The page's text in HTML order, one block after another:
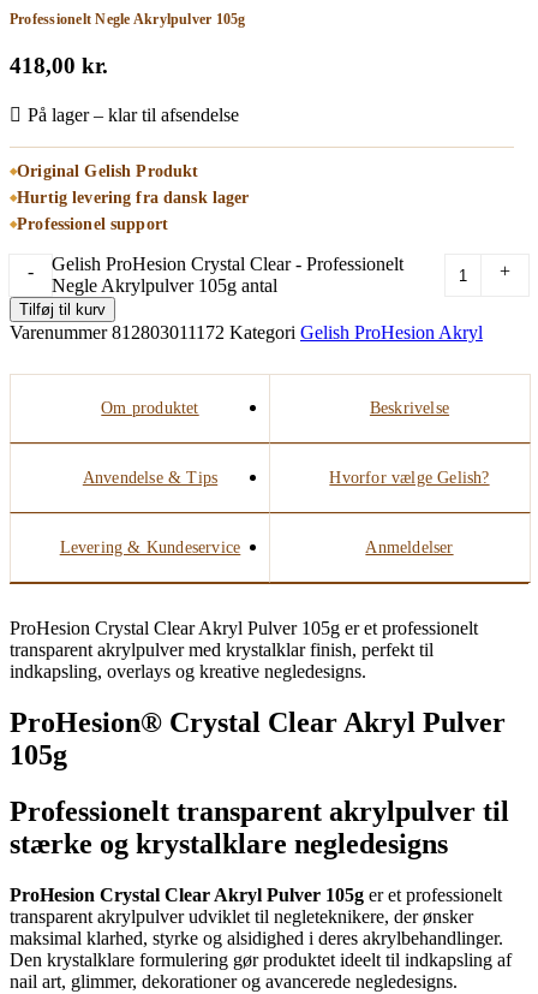
Professionelt Negle Akrylpulver 105g
418,00 kr.
På lager – klar til afsendelse
Original Gelish Produkt
Hurtig levering fra dansk lager
Professionel support
-
Gelish ProHesion Crystal Clear - Professionelt
Negle Akrylpulver 105g antal
+
Tilføj til kurv
Varenummer812803011172 Kategori Gelish ProHesion Akryl
Om produktet Beskrivelse
Anvendelse & Tips Hvorfor vælge Gelish?
Levering & Kundeservice Anmeldelser
ProHesion Crystal Clear Akryl Pulver 105g er et professionelt
transparent akrylpulver med krystalklar finish, perfekt til
indkapsling, overlays og kreative negledesigns.
ProHesion® Crystal Clear Akryl Pulver
105g
Professionelt transparent akrylpulver til
stærke og krystalklare negledesigns
ProHesion Crystal Clear Akryl Pulver 105g er et professionelt
transparent akrylpulver udviklet til negleteknikere, der ønsker
maksimal klarhed, styrke og alsidighed i deres akrylbehandlinger.
Den krystalklare formulering gør produktet ideelt til indkapsling af
nail art, glimmer, dekorationer og avancerede negledesigns.